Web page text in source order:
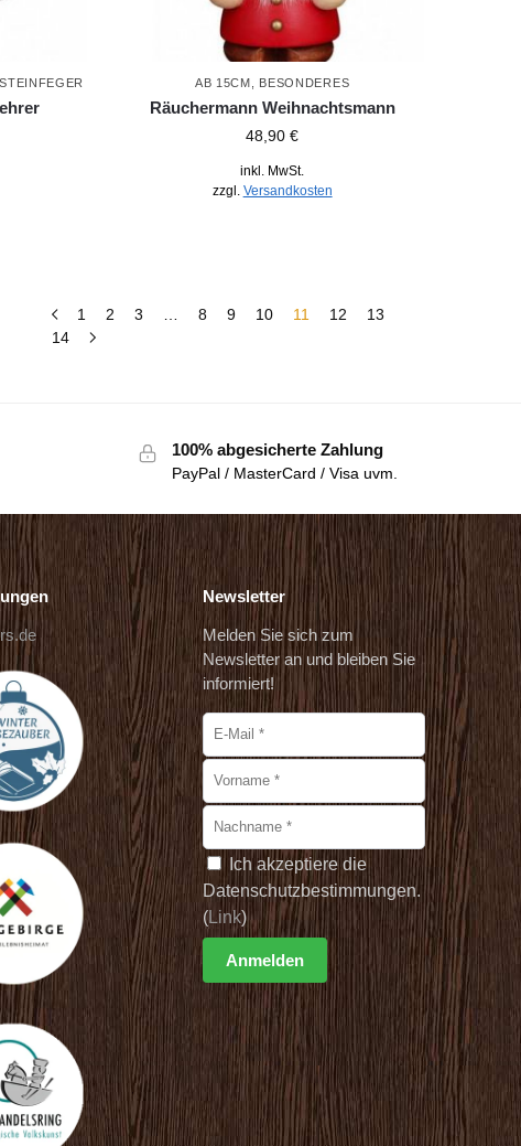
AB 15CM BESONDERES
Räuchermann Weihnachtsmann
48,90€
inkl. MwSt.
zzgl. Versandkosten
1 2 3 8 9 10 11 12
13
14
100% abgesicherte Zahlung
PayPal / MasterCard / Visa uvm.
Newsletter
Melden Sie sich zum
Newsletter an und bleiben Sie
informiert!
Ich akzeptiere die
Datenschutzbestimmungen.
(Link)